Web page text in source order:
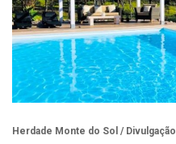
Herdade Monte do Sol / Divulgação